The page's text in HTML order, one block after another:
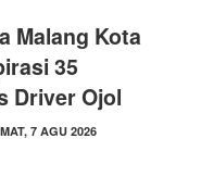
Malang Kota
35
Driver Ojol
7 AGU 2026